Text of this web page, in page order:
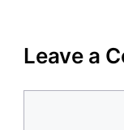
Leave a